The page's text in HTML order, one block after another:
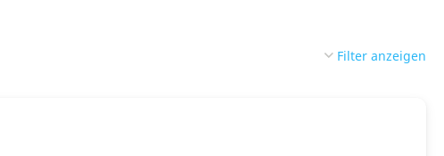
Filter anzeigen